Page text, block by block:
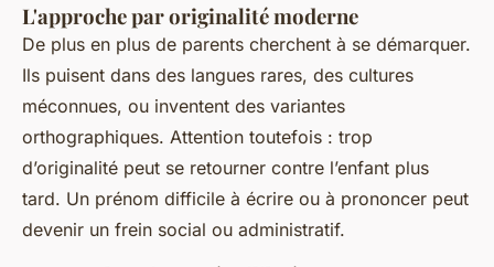
L'approche par originalité moderne
De plus en plus de parents cherchent à se démarquer.
Ils puisent dans des langues rares, des cultures
méconnues, ou inventent des variantes
orthographiques. Attention toutefois : trop
d’originalité peut se retourner contre l’enfant plus
tard. Un prénom difficile à écrire ou à prononcer peut
devenir un frein social ou administratif.